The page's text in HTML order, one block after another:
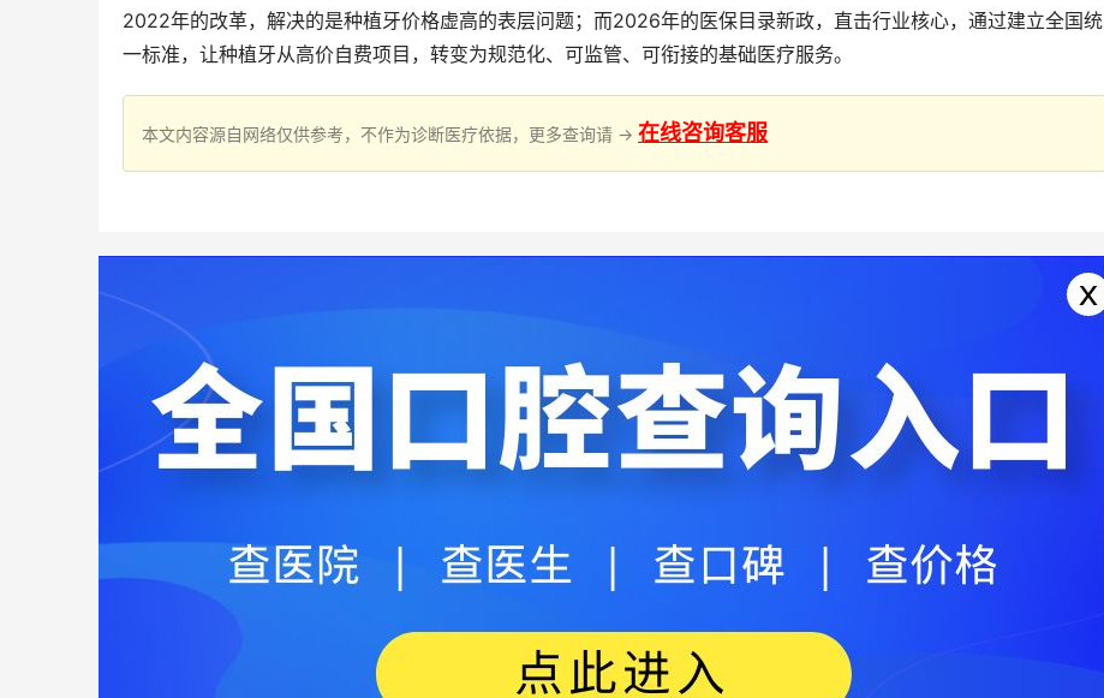
2022年的改革，解决的是种植牙价格虚高的表层问题；而2026年的医保目录新政，直击行业核心，通过建立全国统
一标准，让种植牙从高价自费项目，转变为规范化、可监管、可衔接的基础医疗服务。
本文内容源自网络仅供参考，不作为诊断医疗依据，更多查询请 → 在线咨询客服